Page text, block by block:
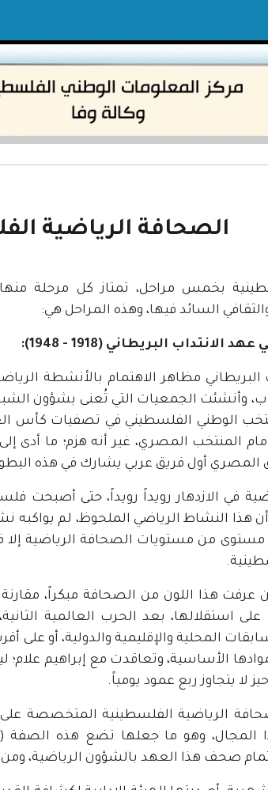
الصحافة الرياضية
بخمس مراحل، تمتاز كل مرحلة
السائد فيها، وهذه المراحل هي:
البريطاني (1918 - 1948):
البريطاني مظاهر الاهتمام بالأنشطة
الوطني الفلسطيني في تصفيات كأس
المنتخب المصري، غير أنه هزم؛ ما
المصري أول فريق عربي يشارك في هذه
في الازدهار رويداً رويداً، حتى
أن هذا النشاط الرياضي الملحوظ، لم
هذا اللون من الصحافة مبكراً، مقارنة
استقلالها، بعد الحرب العالمية
الأساسية، وتعاقدت مع إبراهيم علام؛
لا يتجاوز ربع عمود يومياً.
الرياضية الفلسطينية
المجال، وهو ما جعلها تضع هذه الصفة
صحف هذا العهد بالشؤون الرياضية،